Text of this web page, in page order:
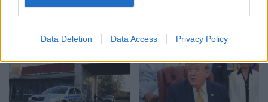
Data Deletion Data Access Privacy Policy
në Ceuta, Spanja rikthen
kontrollet kufitare ndaj
lënë dy të vdekur dhe